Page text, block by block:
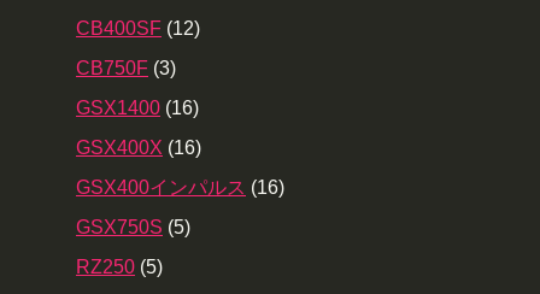
CB400SF (12)
CB750F (3)
GSX1400 (16)
GSX400X (16)
GSX400インパルス (16)
GSX750S (5)
RZ250 (5)